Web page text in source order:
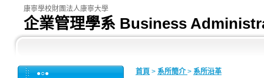
企業管理學系 Business
康寧學校財團法人康寧大學
●○● 首頁 > 系所簡介 > 系所沿革